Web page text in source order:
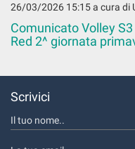
26/03/2026 15:15a cura di
Comunicato Volley
Red 2^ giornata
Scrivici